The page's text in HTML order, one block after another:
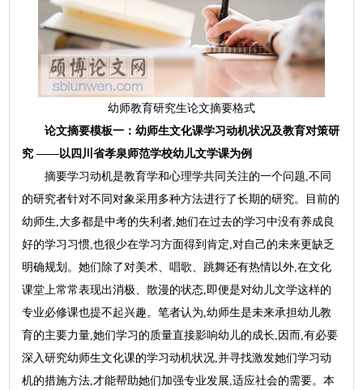
幼师教育研究生论文摘要格式
论文摘要模板一：幼师生文化课学习动机状况及教育对策研
究 ——以四川省孝泉师范学校幼儿文学课为例
摘要学习动机是教育学和心理学共同关注的一个问题,不同
的研究者针对不同对象采用多种方法进行了长期的研究。目前的
幼师生,大多都是中考的失利者,她们在过去的学习中没有养成良
好的学习习惯,也很少在学习方面得到肯定,对自己的未来更缺乏
明确规划。她们除了对美术、唱歌、跳舞还有热情以外,在文化
课堂上常常表现出消极、散漫的状态,即便是对幼儿文学这样的
专业必修课也提不起兴趣。笔者认为,幼师生是未来承担幼儿教
育的主要力量,她们学习的质量直接影响幼儿的成长,因而,有必要
深入研究幼师生文化课的学习动机状况,并寻找激发她们学习动
机的措施方法,才能帮助她们加强专业发展,适应社会的需要。本